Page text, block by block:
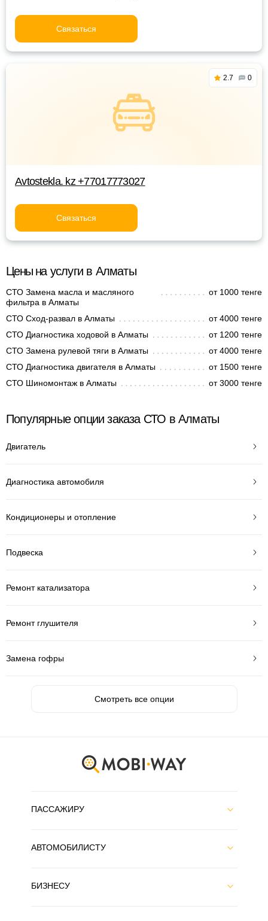
Связаться
2.7 0
Avtostekla. kz +77017773027
Связаться
Цены на услуги в Алматы
СТО Замена масла и масляного
фильтра в Алматы
от 1000 тенге
СТО Сход-развал в Алматы
от 4000 тенге
СТО Диагностика ходовой в Алматы
от 1200 тенге
СТО Замена рулевой тяги в Алматы
от 4000 тенге
СТО Диагностика двигателя в Алматы
от 1500 тенге
СТО Шиномонтаж в Алматы
от 3000 тенге
Популярные опции заказа СТО в Алматы
Двигатель
Диагностика автомобиля
Кондиционеры и отопление
Подвеска
Ремонт катализатора
Ремонт глушителя
Замена гофры
Смотреть все опции
ПАССАЖИРУ
АВТОМОБИЛИСТУ
БИЗНЕСУ